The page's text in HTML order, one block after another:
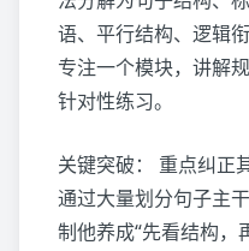
语、平行结构、逻辑
专注一个模块，讲解
针对性练习。
关键突破： 重点纠正
通过大量划分句子主
制他养成“先看结构，